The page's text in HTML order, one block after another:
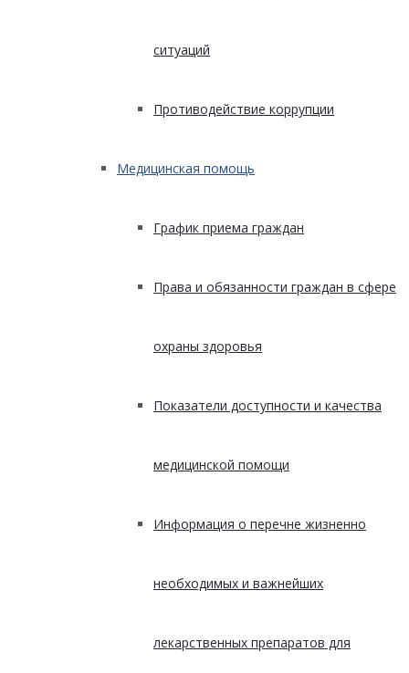
ситуаций
Противодействие коррупции
Медицинская помощь
График приема граждан
Права и обязанности граждан в сфере
охраны здоровья
Показатели доступности и качества
медицинской помощи
Информация о перечне жизненно
необходимых и важнейших
лекарственных препаратов для